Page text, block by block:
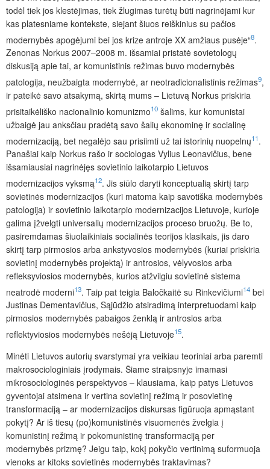
todėl tiek jos klestėjimas, tiek žlugimas turėtų būti nagrinėjami kur
kas platesniame kontekste, siejant šiuos reiškinius su pačios
modernybės apogėjumi bei jos krize antroje XX amžiaus pusėje“8.
Zenonas Norkus 2007–2008 m. išsamiai pristatė sovietologų
diskusiją apie tai, ar komunistinis režimas buvo modernybės
patologija, neužbaigta modernybė, ar neotradicionalistinis režimas9,
ir pateikė savo atsakymą, skirtą mums – Lietuvą Norkus priskiria
prisitaikėliško nacio­nalinio komunizmo10 šalims, kur komunistai
užbaigė jau anksčiau pradėtą savo šalių ekonominę ir socialinę
modernizaciją, bet negalėjo sau prisiimti už tai istorinių nuopelnų11.
Panašiai kaip Norkus rašo ir sociologas Vylius Leonavičius, bene
išsamiausiai nagrinėjęs sovietinio laikotarpio Lietuvos
modernizacijos vyksmą12. Jis siūlo daryti konceptualią skirtį tarp
sovietinės modernizacijos (kuri matoma kaip savotiška modernybės
patologija) ir sovietinio laikotarpio modernizacijos Lietuvoje, kurioje
galima įžvelgti universalių modernizacijos proceso bruožų. Be to,
pasiremdamas šiuolaikiniais socialinės teorijos klasikais, jis daro
skirtį tarp pirmosios arba ankstyvosios modernybės (kuriai priskiria
sovietinį modernybės projektą) ir antrosios, vėlyvosios arba
refleksyviosios modernybės, kurios atžvilgiu sovietinė sistema
neatrodė moderni13. Taip pat teigia Baločkaitė su Rinkevičiumi14 bei
Justinas Dementavičius, Sąjūdžio atsiradimą interpretuodami kaip
pirmosios modernybės pabaigos ženklą ir antrosios arba
reflektyviosios modernybės nešėją Lietuvoje15.
Minėti Lietuvos autorių svarstymai yra veikiau teoriniai arba paremti
makrosociologiniais įrodymais. Šiame straipsnyje imamasi
mikrosociologinės perspektyvos – klausiama, kaip patys Lietuvos
gyventojai atsimena ir vertina sovietinį režimą ir posovietinę
transformaciją – ar modernizacijos diskursas figūruoja apmąstant
pokytį? Ar iš tiesų (po)komunistinės visuomenės žvelgia į
komunistinį režimą ir pokomunistinę transformaciją per
modernybės prizmę? Jeigu taip, kokį pokyčio vertinimą suformuoja
vienoks ar kitoks sovietinės modernybės traktavimas?